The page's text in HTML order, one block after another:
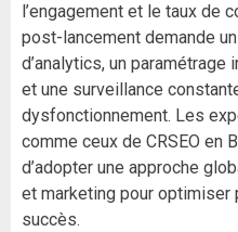
l’engagement et le taux de
post-lancement demande
d’analytics, un
et une surveillance
dysfonctionnement. Les
comme ceux de CRSEO en
d’adopter une approche
et marketing pour optimiser
succès.